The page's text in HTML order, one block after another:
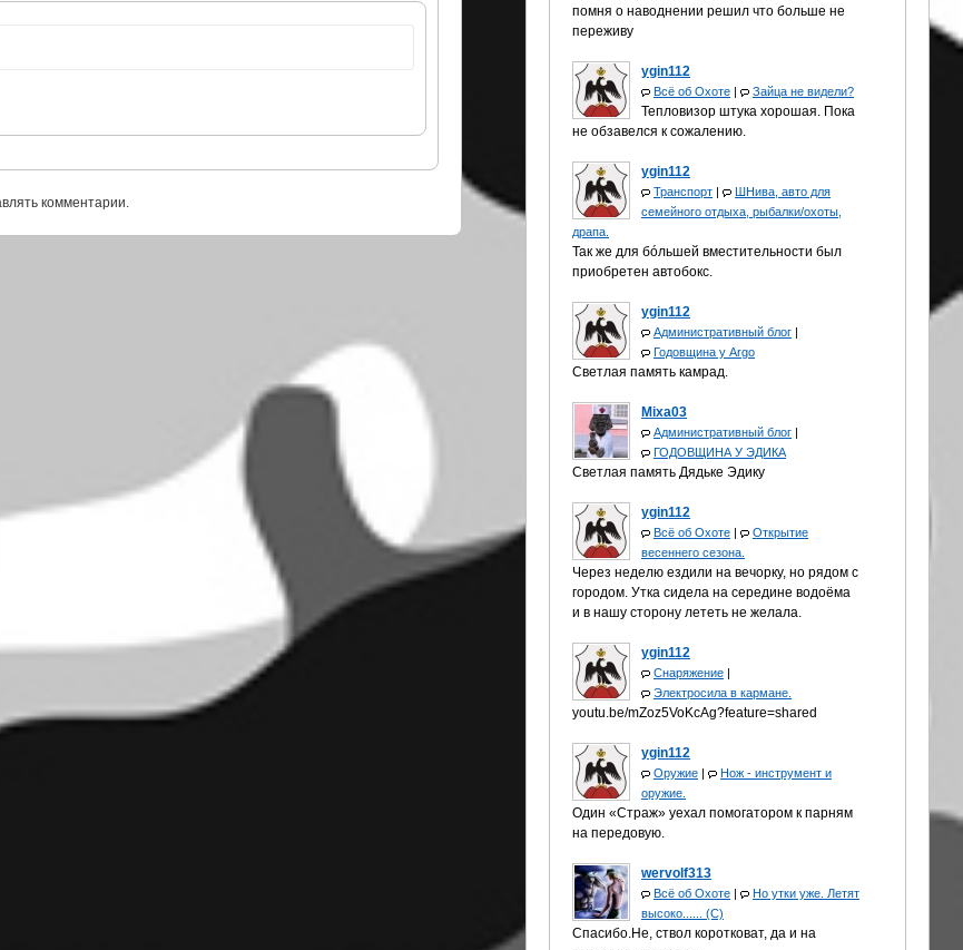
помня о наводнении решил что больше не
переживу
ygin112
Всё об Охоте | Зайца не видели?
Тепловизор штука хорошая. Пока
не обзавелся к сожалению.
ygin112
Транспорт |
ШНива, авто для
семейного отдыха, рыбалки/охоты,
драпа.
Так же для бóльшей вместительности был
приобретен автобокс.
ygin112
Административный блог |
Годовщина у Аrgo
Светлая память камрад.
Mixa03
Административный блог |
ГОДОВЩИНА У ЭДИКА
Светлая память Дядьке Эдику
ygin112
Всё об Охоте |
Открытие
весеннего сезона.
Через неделю ездили на вечорку, но рядом с
городом. Утка сидела на середине водоёма
и в нашу сторону лететь не желала.
ygin112
Снаряжение |
Электросила в кармане.
youtu.be/mZoz5VoKcAg?feature=shared
ygin112
Оружие |
Нож - инструмент и
оружие.
Один «Страж» уехал помогатором к парням
на передовую.
wervolf313
Всё об Охоте |
Но утки уже. Летят
высоко...... (С)
Спасибо.Не, ствол коротковат, да и на
комментарии.